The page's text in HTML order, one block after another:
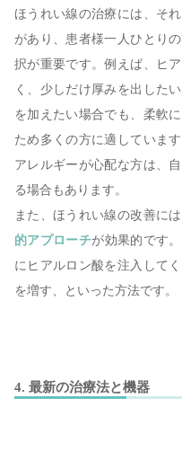
ほうれい線の治療には、そ
があり、患者様一人ひとり
択が重要です。例えば、ヒ
く、少しだけ厚みを出した
を加えたい場合でも、柔軟
ため多くの方に適していま
アレルギーが心配な方は、
る場合もあります。
また、ほうれい線の改善に
的アプローチが効果的です
にヒアルロン酸を注入して
を増す、といった方法です。
4. 最新の治療法と機器